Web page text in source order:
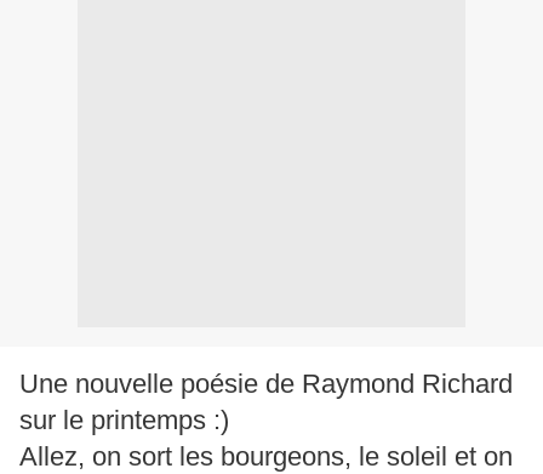
Une nouvelle poésie de Raymond Richard
sur le printemps :)
Allez, on sort les bourgeons, le soleil et on